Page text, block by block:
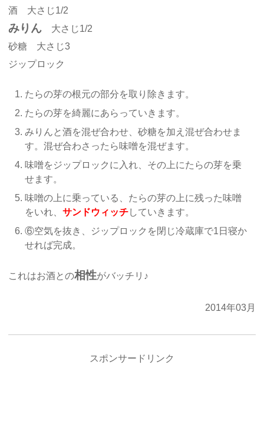
酒 大さじ1/2
みりん 大さじ1/2
砂糖 大さじ3
ジップロック
たらの芽の根元の部分を取り除きます。
たらの芽を綺麗にあらっていきます。
みりんと酒を混ぜ合わせ、砂糖を加え混ぜ合わせま
す。混ぜ合わさったら味噌を混ぜます。
味噌をジップロックに入れ、その上にたらの芽を乗
せます。
味噌の上に乗っている、たらの芽の上に残った味噌
をいれ、 サンドウィッチしていきます。
⑥空気を抜き、ジップロックを閉じ冷蔵庫で1日寝か
せれば完成。
これはお酒との相性がバッチリ♪
2014年03月
スポンサードリンク